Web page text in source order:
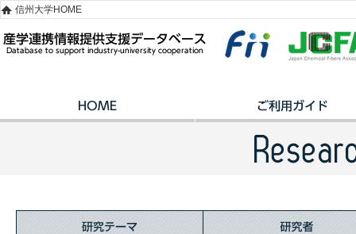
信州大学HOME